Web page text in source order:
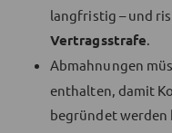
langfristig – und
Vertragsstrafe
Abmahnungen
enthalten, damit
begründet werden